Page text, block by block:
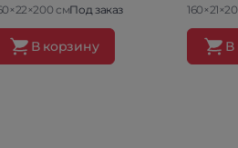
смПод заказ
В корзину В